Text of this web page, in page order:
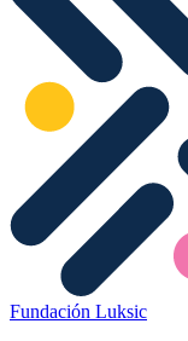
Fundación Luksic